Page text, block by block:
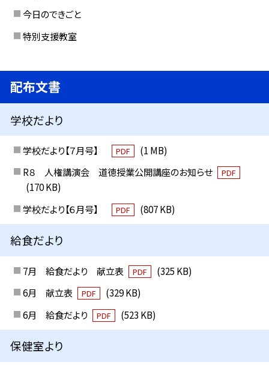
今日のできごと
特別支援教室
配布文書
学校だより
学校だより【７月号】 PDF
(1 MB)
R８ 人権講演会 道徳授業公開講座のお知らせ
PDF
(170 KB)
学校だより【６月号】
PDF (807 KB)
給食だより
7月 給食だより 献立表 PDF
(325 KB)
6月 献立表
PDF
(329 KB)
6月 給食だより
PDF (523 KB)
保健室より